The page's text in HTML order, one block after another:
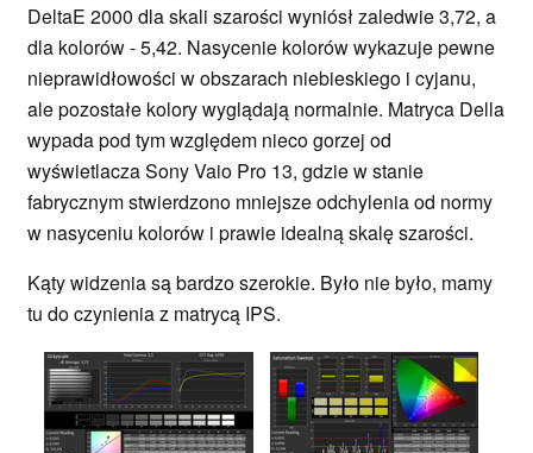
DeltaE 2000 dla skali szarości wyniósł zaledwie 3,72, a
dla kolorów - 5,42. Nasycenie kolorów wykazuje pewne
nieprawidłowości w obszarach niebieskiego i cyjanu,
ale pozostałe kolory wyglądają normalnie. Matryca Della
wypada pod tym względem nieco gorzej od
wyświetlacza Sony Vaio Pro 13, gdzie w stanie
fabrycznym stwierdzono mniejsze odchylenia od normy
w nasyceniu kolorów i prawie idealną skalę szarości.
Kąty widzenia są bardzo szerokie. Było nie było, mamy
tu do czynienia z matrycą IPS.